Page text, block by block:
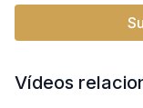
Vídeos